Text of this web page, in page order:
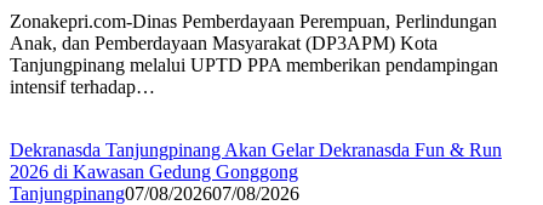
Zonakepri.com-Dinas Pemberdayaan Perempuan, Perlindungan
Anak, dan Pemberdayaan Masyarakat (DP3APM) Kota
Tanjungpinang melalui UPTD PPA memberikan pendampingan
intensif terhadap…
Dekranasda Tanjungpinang Akan Gelar Dekranasda Fun & Run
2026 di Kawasan Gedung Gonggong
Tanjungpinang07/08/202607/08/2026